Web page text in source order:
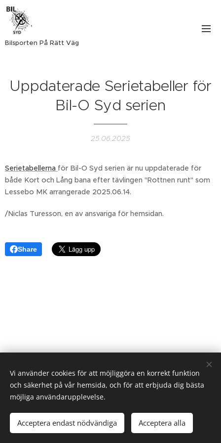
Bilsporten På Rätt Väg
Uppdaterade Serietabeller för
Bil-O Syd serien
25.06.2025
Serietabellerna för Bil-O Syd serien är nu uppdaterade för
både Kort och Lång bana efter tävlingen "Rottnen runt" som
Lessebo MK arrangerade 2025.06.14.
/Niclas Turesson, en av ansvariga för hemsidan.
Share
Webnode
Vi använder cookies för att möjliggöra en korrekt funktion
och säkerhet på vår hemsida, och för att erbjuda dig bästa
möjliga användarupplevelse.
Acceptera endast nödvändiga Acceptera alla